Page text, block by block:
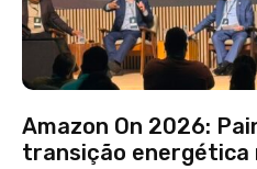
Amazon On 2026:
transição energética